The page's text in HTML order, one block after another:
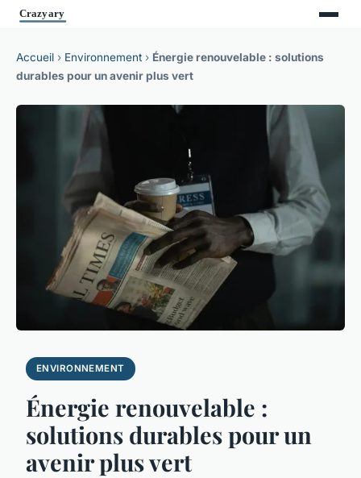
Accueil › Environnement › Énergie renouvelable : solutions
durables pour un avenir plus vert
ENVIRONNEMENT
Énergie renouvelable :
solutions durables pour un
avenir plus vert